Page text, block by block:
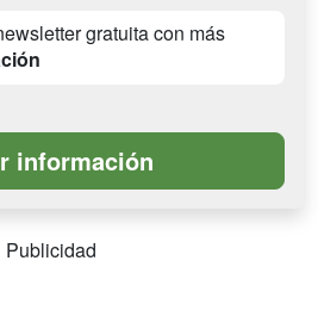
gratuita con más
Publicidad